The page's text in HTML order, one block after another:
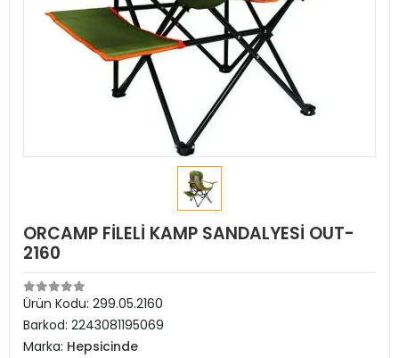
ORCAMP FİLELİ KAMP SANDALYESİ OUT-
2160
Ürün Kodu: 299.05.2160
Barkod: 2243081195069
Marka: Hepsicinde